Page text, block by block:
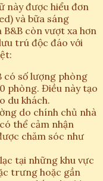
này được hiểu đơn
và bữa sáng
còn vượt xa hơn
trú độc đáo với
có số lượng phòng
phòng. Điều này tạo
du khách.
do chính chủ nhà
thể cảm nhận
chăm sóc như
tại những khu vực
trưng hoặc gần